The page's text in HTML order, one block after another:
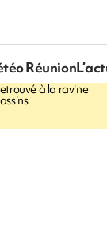
Réunion
DÉCOUVERTE
à la ravine